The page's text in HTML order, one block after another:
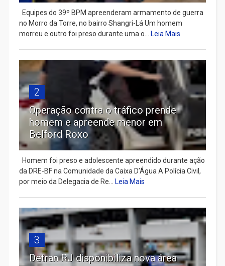
Equipes do 39º BPM apreenderam armamento de guerra
no Morro da Torre, no bairro Shangri-Lá Um homem
morreu e outro foi preso durante uma o...
Leia Mais
2
Operação contra o tráfico prende
homem e apreende menor em
Belford Roxo
Homem foi preso e adolescente apreendido durante ação
da DRE-BF na Comunidade da Caixa D’Água A Polícia Civil,
por meio da Delegacia de Re...
Leia Mais
3
Detran RJ disponibiliza nova área